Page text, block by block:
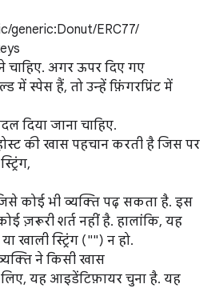
generic:Donut/ERC77/
चाहिए. अगर ऊपर दिए गए
में स्पेस हैं, तो उन्हें फ़िंगरप्रिंट में
दिया जाना चाहिए.
की खास पहचान करती है जिस पर
कोई भी व्यक्ति पढ़ सकता है. इस
ज़रूरी शर्त नहीं है. हालांकि, यह
खाली स्ट्रिंग ("") न हो.
ने किसी खास
यह आइडेंटिफ़ायर चुना है. यह